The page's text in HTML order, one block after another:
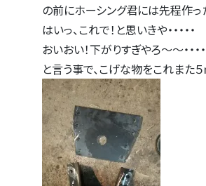
の前にホーシング君には先程作
はいっ、これで！と思いきや・・・・・
おいおい！下がりすぎやろ～～・・・・
と言う事で、こげな物をこれまた